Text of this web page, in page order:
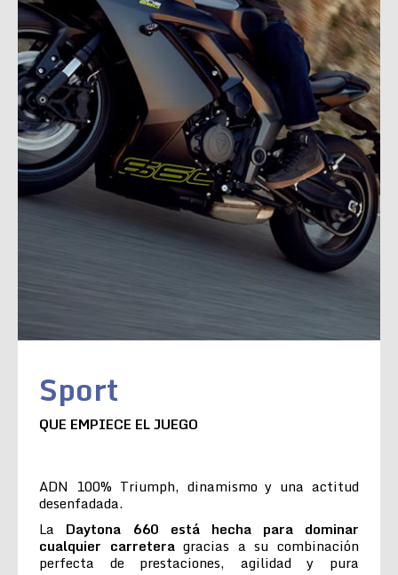
Sport
QUE EMPIECE EL JUEGO
ADN 100% Triumph, dinamismo y una actitud
desenfadada.
La Daytona 660 está hecha para dominar
cualquier carreteragracias a su combinación
perfecta de prestaciones, agilidad y pura